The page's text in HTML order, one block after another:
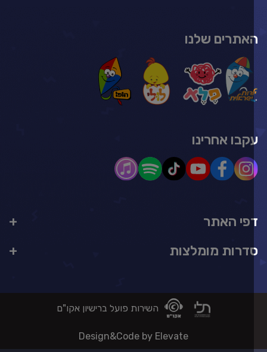
האתר
מומלצות
שלנו
אחרינו
השירות פועל ברישיון אקו"ם
Design&Code by Elevate